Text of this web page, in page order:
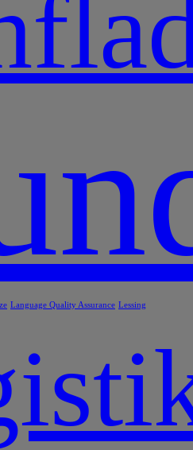
Language Quality Assurance Lessing